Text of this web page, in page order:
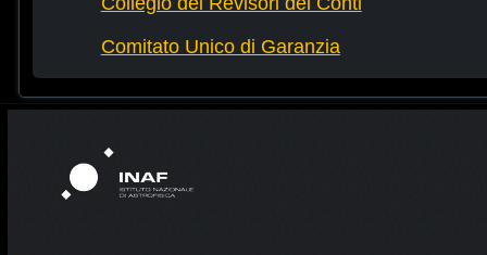
Comitato Unico di Garanzia